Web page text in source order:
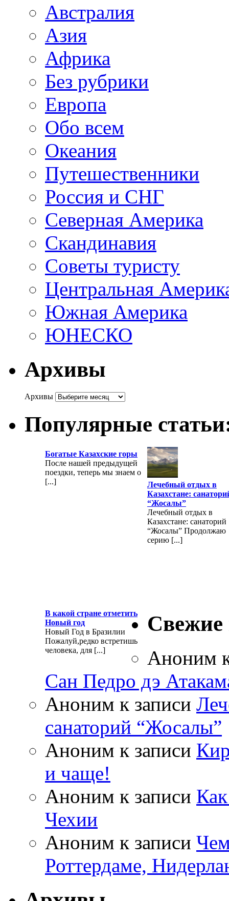
Австралия
Азия
Африка
Без рубрики
Европа
Обо всем
Океания
Путешественники
Россия и СНГ
Северная Америка
Скандинавия
Советы туристу
Центральная
Южная Америка
ЮНЕСКО
Архивы
Архивы
Популярные
Богатые Казахские горы
После нашей предыдущей
поездки, теперь мы знаем о
[...]
Лечебный отдых в
Казахстане:
“Жосалы”
Лечебный отдых в
Казахстане: санаторий
“Жосалы” Продолжаю
серию [...]
В какой стране отметить
Новый год
Новый Год в Бразилии
Пожалуй,редко встретишь
человека, для [...]
Свежие
Аноним
Сан Педро дэ
Аноним к записи
санаторий “Жосалы”
Аноним к записи
и чаще!
Аноним к записи
Чехии
Аноним к записи
Роттердаме,